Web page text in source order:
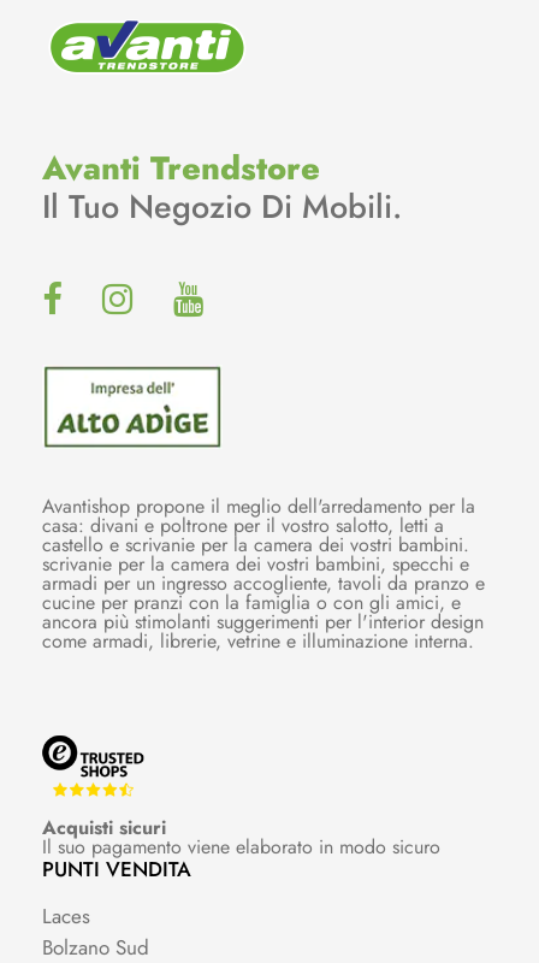
Avanti Trendstore
Il Tuo Negozio Di Mobili.
Avantishop propone il meglio dell'arredamento per la
casa: divani e poltrone per il vostro salotto, letti a
castello e scrivanie per la camera dei vostri bambini.
scrivanie per la camera dei vostri bambini, specchi e
armadi per un ingresso accogliente, tavoli da pranzo e
cucine per pranzi con la famiglia o con gli amici, e
ancora più stimolanti suggerimenti per l'interior design
come armadi, librerie, vetrine e illuminazione interna.
Acquisti sicuri
Il suo pagamento viene elaborato in modo sicuro
PUNTI VENDITA
Laces
Bolzano Sud